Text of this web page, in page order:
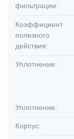
фильтрации:
Коэффициент
полезного
действия:
Уплотнение:
Уплотнение:
Корпус: